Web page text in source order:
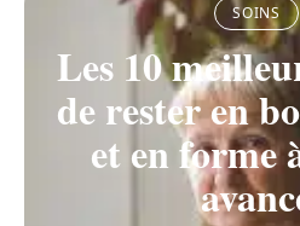
SOINS
Les 10
de rester en
et en forme